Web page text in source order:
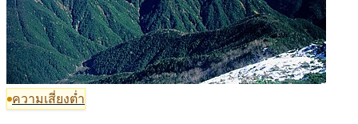
ความเสี่ยงต่ำ